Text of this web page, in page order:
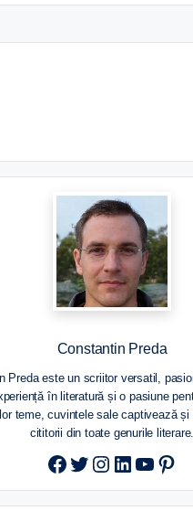
Constantin Preda
Preda este un scriitor versatil,
în literatură și o pasiune
teme, cuvintele sale captivează și
cititorii din toate genurile literare.
Twitter
Instagram
LinkedIn